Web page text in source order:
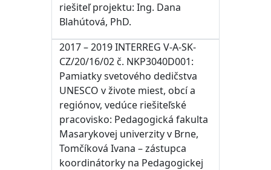
riešiteľ projektu: Ing. Dana
Blahútová, PhD.
2017 – 2019 INTERREG V-A-SK-
CZ/20/16/02 č. NKP3040D001:
Pamiatky svetového dedičstva
UNESCO v živote miest, obcí a
regiónov, vedúce riešiteľské
pracovisko: Pedagogická fakulta
Masarykovej univerzity v Brne,
Tomčíková Ivana – zástupca
koordinátorky na Pedagogickej